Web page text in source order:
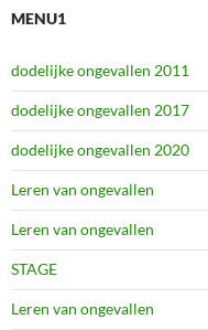
MENU1
dodelijke ongevallen 2011
dodelijke ongevallen 2017
dodelijke ongevallen 2020
Leren van ongevallen
Leren van ongevallen
STAGE
Leren van ongevallen